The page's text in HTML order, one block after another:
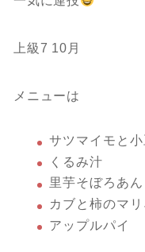
上級7 10月
メニューは
サツマイモと
くるみ汁
里芋そぼろあん
カブと柿のマリ
アップルパイ